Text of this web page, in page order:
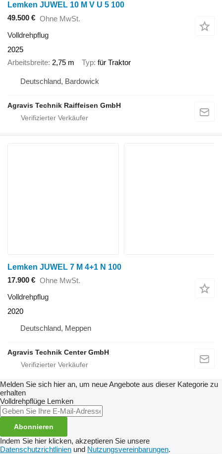
Lemken JUWEL 10 M V U 5 100
49.500 € Ohne MwSt.
Volldrehpflug
2025
Arbeitsbreite 2,75 m Typ für Traktor
Deutschland, Bardowick
Agravis Technik Raiffeisen GmbH
Lemken JUWEL 7 M 4+1 N 100
17.900 € Ohne MwSt.
Volldrehpflug
2020
Deutschland, Meppen
Agravis Technik Center GmbH
Melden Sie sich hier an, um neue Angebote aus dieser Kategorie zu
erhalten
Volldrehpflüge Lemken
Abonnieren
Indem Sie hier klicken, akzeptieren Sie unsere
Datenschutzrichtlinien und Nutzungsvereinbarungen.